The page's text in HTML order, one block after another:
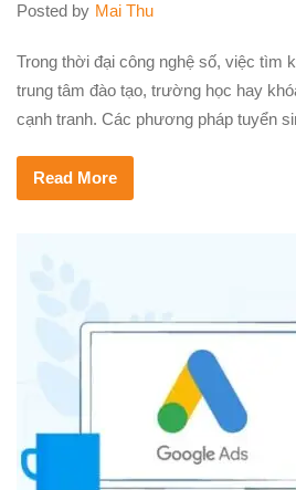
Posted by Mai Thu
Trong thời đại công nghệ số, việc tìm
trung tâm đào tạo, trường học hay
cạnh tranh. Các phương pháp tuyển
Read More